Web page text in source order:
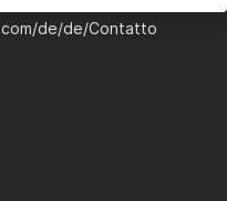
de/de/Contatto